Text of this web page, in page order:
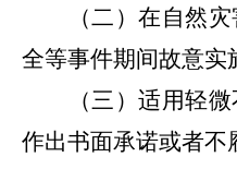
（二）在自然
全等事件期间故意实
（三）适用轻
作出书面承诺或者不